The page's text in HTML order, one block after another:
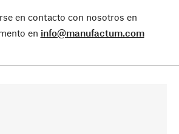
en contacto con nosotros en
en info@manufactum.com